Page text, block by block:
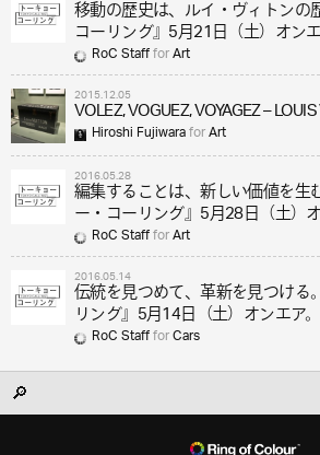
移動の歴史は、ルイ・ヴィトンの
コーリング』5月21日（土）オンエ
RoC StaffforArt
2015.12.05
VOLEZ, VOGUEZ, VOYAGEZ –
Hiroshi FujiwaraforArt
2016.05.28
編集することは、新しい価値を生
ー・コーリング』5月28日（土）
RoC StaffforArt
2016.05.14
伝統を見つめて、革新を見つける
リング』5月14日（土）オンエア。
RoC StaffforCars